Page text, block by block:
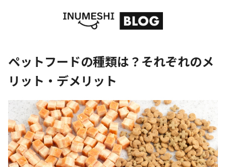
ペットフードの種類は？それぞれのメ
リット・デメリット